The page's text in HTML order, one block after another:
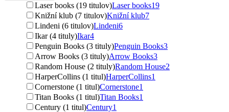
Laser books (19 titulov)Laser books19
Knižní klub (7 titulov)Knižní klub7
Lindeni (6 titulov)Lindeni6
Ikar (4 tituly)Ikar4
Penguin Books (3 tituly)Penguin Books3
Arrow Books (3 tituly)Arrow Books3
Random House (2 tituly)Random House2
HarperCollins (1 titul)HarperCollins1
Cornerstone (1 titul)Cornerstone1
Titan Books (1 titul)Titan Books1
Century (1 titul)Century1